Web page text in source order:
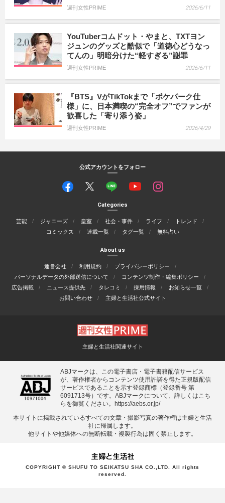
週刊女性PRIME 2026/6/11
YouTuberコムドット・やまと、TXTヨン
ジュンのグッズと酷似で「道徳心どうなっ
てんの」明暗分けた“軽すぎる”謝罪
週刊女性PRIME 2026/6/11
『BTS』VがTikTokまで「ポケパーク仕
様」に、日本満喫の“完全オフ”でファンが
歓喜した「寄り添う姿」
週刊女性PRIME 2026/4/29
公式アカウントをフォロー
Categories
芸能 ジャニーズ 皇室 社会・事件 ライフ
トレンド
コミックス
連載一覧 タグ一覧 無料占い
About us
運営会社 利用規約
プライバシーポリシー
パーソナルデータの外部送信について
コンテンツ制作・編集ポリシー
広告掲載
ニュース提供先 タレコミ 採用情報
お知らせ一覧
お問い合わせ
主婦と生活社公式サイト
主婦と生活社関連サイト
ABJマークは、この電子書店・電子書籍配信サービス
が、著作権者からコンテンツ使用許諾を得た正規版配信
サービスであることを示す登録商標（登録番号 第
6091713号）です。ABJマークについて、詳しくはこち
らを御覧ください。 https://aebs.or.jp/
本サイトに掲載されているすべての⽂章・撮影写真の著作権は主婦と⽣活
社に帰属します。
他サイトや他媒体への無断転載・複製⾏為は固く禁⽌します。
COPYRIGHT © SHUFU TO SEIKATSU SHA CO.,LTD. All rights
reserved.